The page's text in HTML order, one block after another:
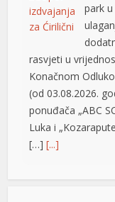
park
rasvjeti u
Konačnom
(od 03.08.2026.
ponuđača „ABC
Luka i
[…][...]
Preminuo Drago